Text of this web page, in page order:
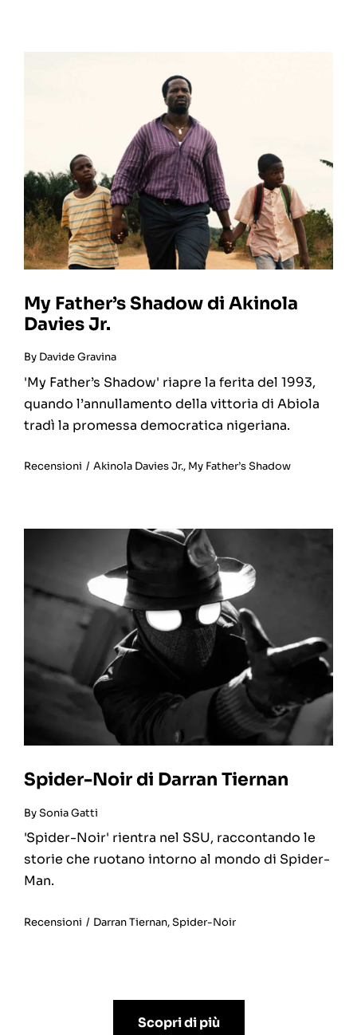
My Father’s Shadow di Akinola
Davies Jr.
By Davide Gravina
'My Father’s Shadow' riapre la ferita del 1993,
quando l’annullamento della vittoria di Abiola
tradì la promessa democratica nigeriana.
Recensioni / Akinola Davies Jr., My Father’s Shadow
Spider-Noir di Darran Tiernan
BySonia Gatti
'Spider-Noir' rientra nel SSU, raccontando le
storie che ruotano intorno al mondo di Spider-
Man.
Recensioni / Darran Tiernan,Spider-Noir
Scopri di più